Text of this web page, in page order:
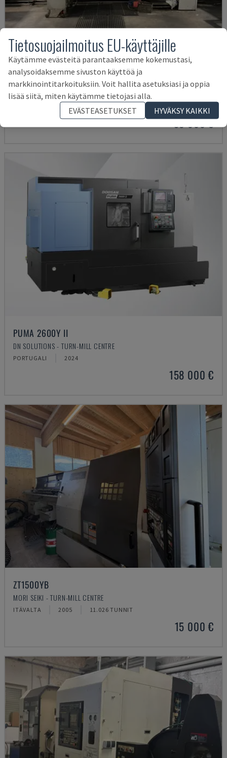
G250
INDEX - TURN-MILL CENTRE
2004
38 000 €
PUMA 2600Y II
DN SOLUTIONS - TURN-MILL CENTRE
PORTUGALI 2024
158 000 €
ZT1500YB
MORI SEIKI - TURN-MILL CENTRE
ITÄVALTA 2005 11.026 TUNNIT
15 000 €
Tietosuojailmoitus EU-käyttäjille
Käytämme evästeitä parantaaksemme kokemustasi,
analysoidaksemme sivuston käyttöä ja
markkinointitarkoituksiin. Voit hallita asetuksiasi ja oppia
lisää siitä, miten käytämme tietojasi alla.
EVÄSTEASETUKSET
HYVÄKSY KAIKKI